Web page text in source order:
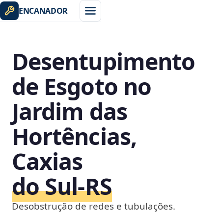
ENCANADOR
Desentupimento
de Esgoto no
Jardim das
Hortências,
Caxias
do Sul‑RS
Desobstrução de redes e tubulações.